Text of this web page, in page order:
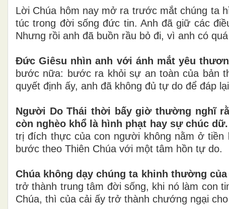
Lời Chúa hôm nay mở ra trước mắt chúng ta
túc trong đời sống đức tin. Anh đã giữ các
Nhưng rồi anh đã buồn rầu bỏ đi, vì anh có
Đức Giêsu nhìn anh với ánh mắt yêu
bước nữa: bước ra khỏi sự an toàn của bản
quyết định ấy, anh đã không đủ tự do để đáp
Người Do Thái thời bấy giờ thường nghĩ
còn nghèo khổ là hình phạt hay sự chúc dữ.
trị đích thực của con người không nằm ở
bước theo Thiên Chúa với một tâm hồn tự do.
Chúa không dạy chúng ta khinh thường
trở thành trung tâm đời sống, khi nó làm con
Chúa, thì của cải ấy trở thành chướng ngại